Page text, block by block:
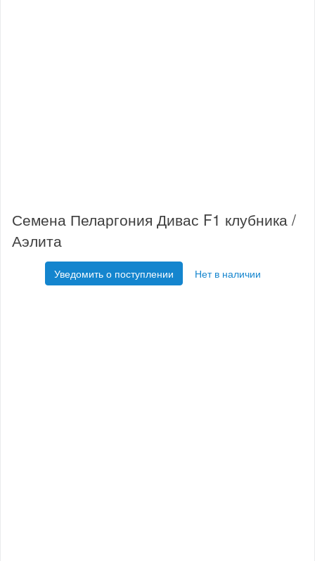
Семена Пеларгония Дивас F1 клубника /
Аэлита
Уведомить о поступлении Нет в наличии